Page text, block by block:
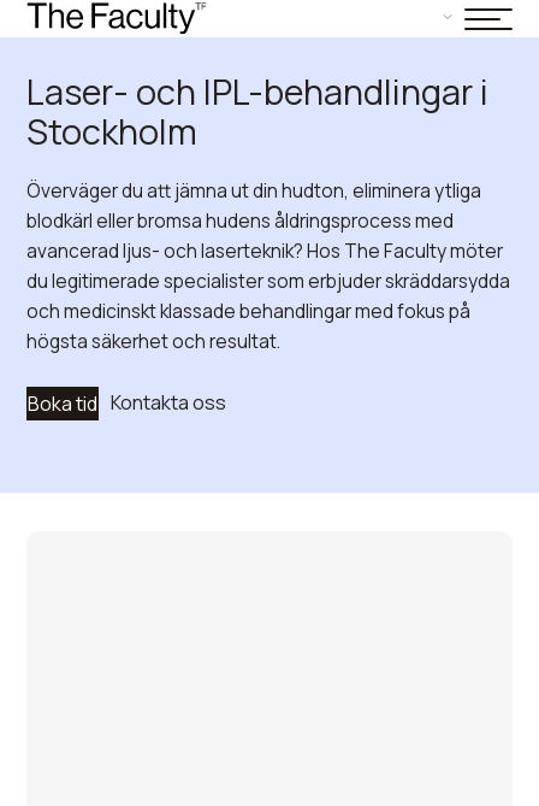
Laser- och IPL-behandlingar i
Stockholm
Överväger du att jämna ut din hudton, eliminera ytliga
blodkärl eller bromsa hudens åldringsprocess med
avancerad ljus- och laserteknik? Hos The Faculty möter
du legitimerade specialister som erbjuder skräddarsydda
och medicinskt klassade behandlingar med fokus på
högsta säkerhet och resultat.
Boka tid Kontakta oss